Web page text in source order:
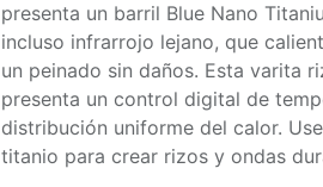
presenta un barril Blue Nano
incluso infrarrojo lejano, que
un peinado sin daños. Esta varita
presenta un control digital de
distribución uniforme del calor.
titanio para crear rizos y ondas